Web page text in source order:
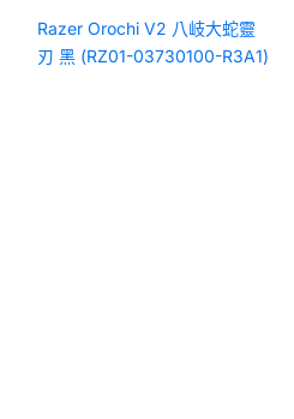
Razer Orochi V2 八岐大蛇靈
刃 黑 (RZ01-03730100-R3A1)